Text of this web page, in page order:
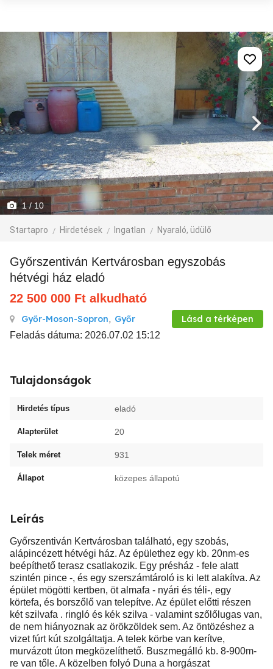
1 / 10
Startapro Hirdetések Ingatlan Nyaraló, üdülő
Győrszentiván Kertvárosban egyszobás
hétvégi ház eladó
22 500 000 Ft alkudható
Győr-Moson-Sopron, Győr Lásd a térképen
Feladás dátuma: 2026.07.02 15:12
Tulajdonságok
Hirdetés típus eladó
Alapterület 20
Telek méret 931
Állapot közepes állapotú
Leírás
Győrszentiván Kertvárosban található, egy szobás,
alápincézett hétvégi ház. Az épülethez egy kb. 20nm-es
beépíthető terasz csatlakozik. Egy présház - fele alatt
szintén pince -, és egy szerszámtároló is ki lett alakítva. Az
épület mögötti kertben, öt almafa - nyári és téli-, egy
körtefa, és borszőlő van telepítve. Az épület előtti részen
két szilvafa . ringló és kék szilva - valamint szőlőlugas van,
de nem hiányoznak az örökzöldek sem. Az öntözéshez a
vizet fúrt kút szolgáltatja. A telek körbe van kerítve,
murvázott úton megközelíthető. Buszmegálló kb. 8-900m-
re van tőle. A közelben folyó Duna a horgászat